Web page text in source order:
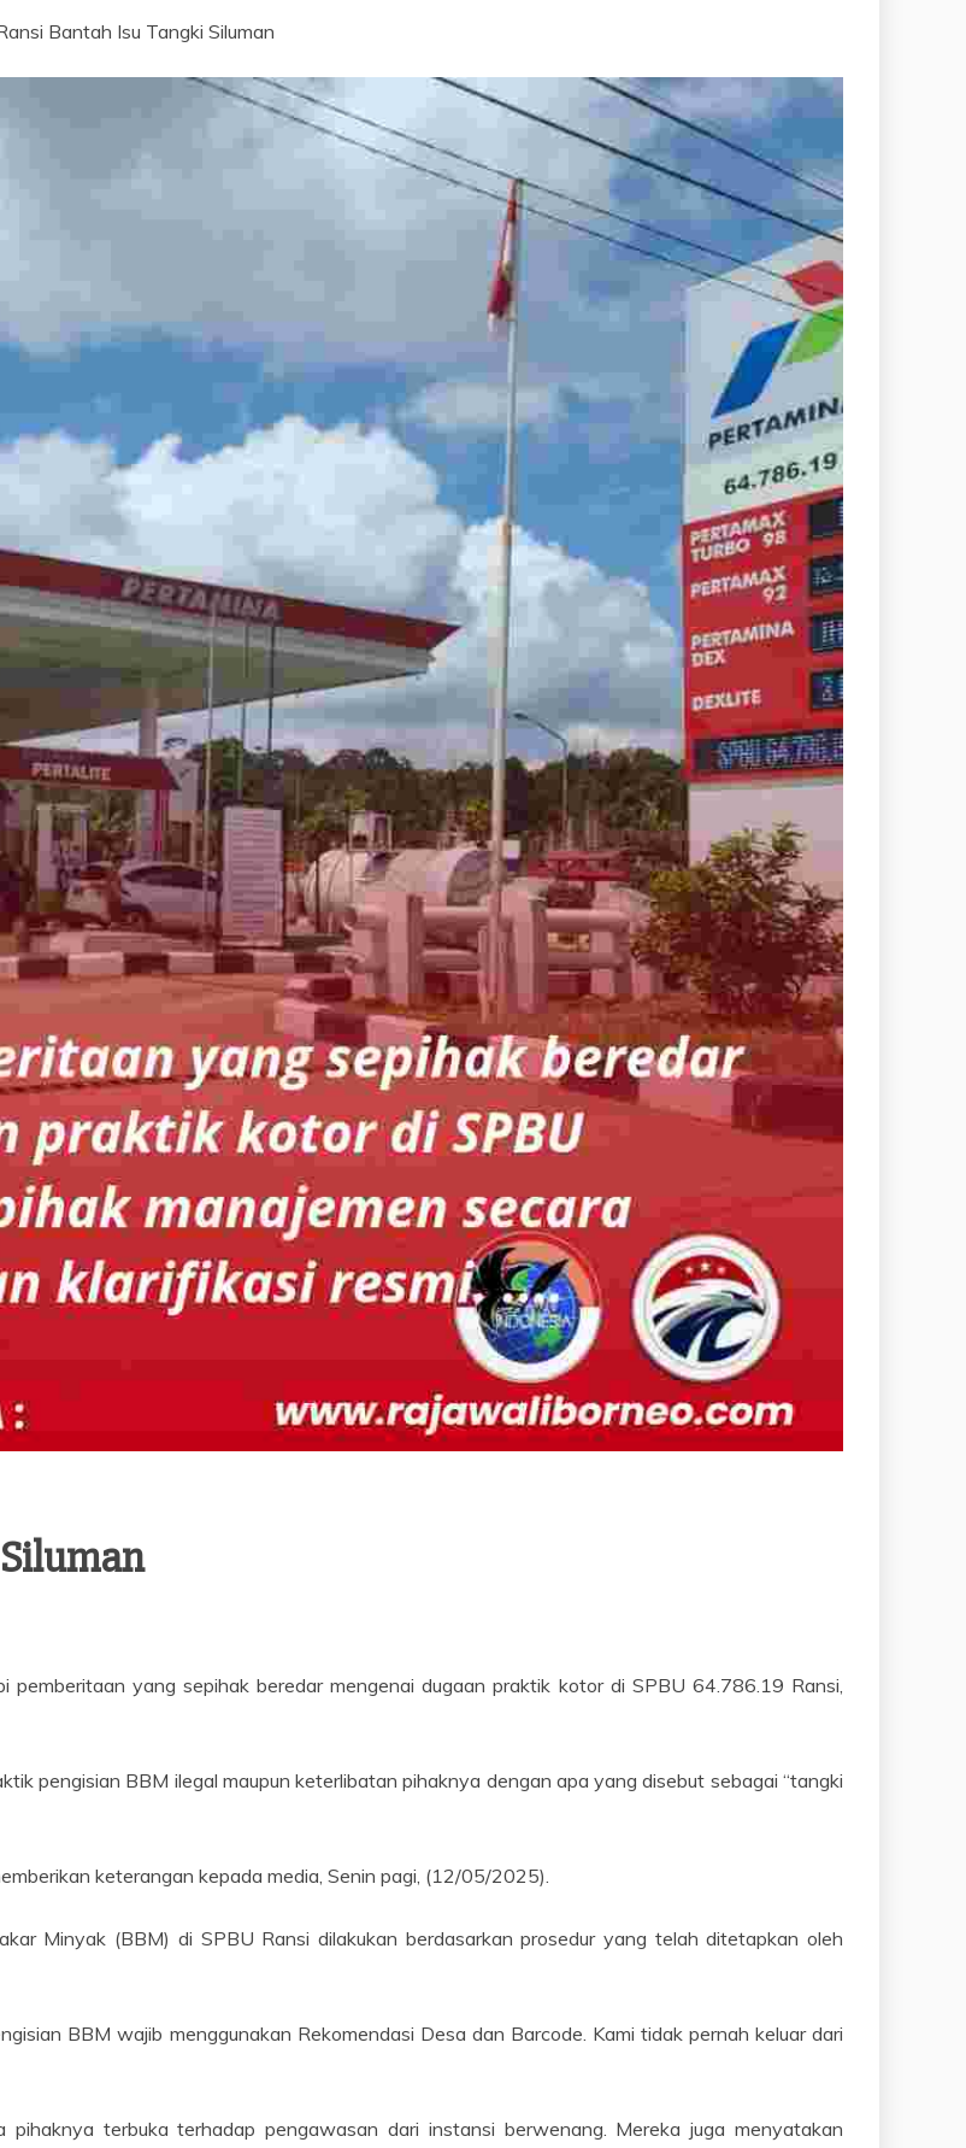
Bantah Isu Tangki Siluman
pemberitaan yang sepihak beredar mengenai dugaan praktik kotor di SPBU 64.786.19 Ransi,
pengisian BBM ilegal maupun keterlibatan pihaknya dengan apa yang disebut sebagai “tangki
keterangan kepada media, Senin pagi, (12/05/2025).
Minyak (BBM) di SPBU Ransi dilakukan berdasarkan prosedur yang telah ditetapkan oleh
BBM wajib menggunakan Rekomendasi Desa dan Barcode. Kami tidak pernah keluar dari
terbuka terhadap pengawasan dari instansi berwenang. Mereka juga menyatakan